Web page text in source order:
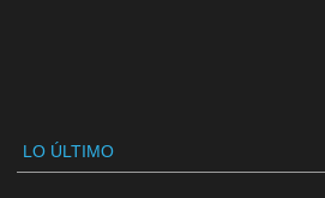
LO ÚLTIMO